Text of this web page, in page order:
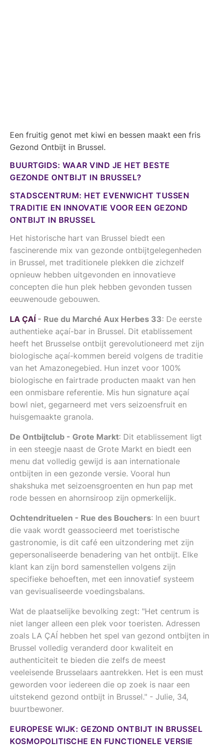
Een fruitig genot met kiwi en bessen maakt een fris
Gezond Ontbijt in Brussel.
BUURTGIDS: WAAR VIND JE HET BESTE
GEZONDE ONTBIJT IN BRUSSEL?
STADSCENTRUM: HET EVENWICHT TUSSEN
TRADITIE EN INNOVATIE VOOR EEN GEZOND
ONTBIJT IN BRUSSEL
Het historische hart van Brussel biedt een
fascinerende mix van gezonde ontbijtgelegenheden
in Brussel, met traditionele plekken die zichzelf
opnieuw hebben uitgevonden en innovatieve
concepten die hun plek hebben gevonden tussen
eeuwenoude gebouwen.
LA ÇAÍ - Rue du Marché Aux Herbes 33: De eerste
authentieke açaí-bar in Brussel. Dit etablissement
heeft het Brusselse ontbijt gerevolutioneerd met zijn
biologische açaí-kommen bereid volgens de traditie
van het Amazonegebied. Hun inzet voor 100%
biologische en fairtrade producten maakt van hen
een onmisbare referentie. Mis hun signature açaí
bowl niet, gegarneerd met vers seizoensfruit en
huisgemaakte granola.
De Ontbijtclub - Grote Markt: Dit etablissement ligt
in een steegje naast de Grote Markt en biedt een
menu dat volledig gewijd is aan internationale
ontbijten in een gezonde versie. Vooral hun
shakshuka met seizoensgroenten en hun pap met
rode bessen en ahornsiroop zijn opmerkelijk.
Ochtendrituelen - Rue des Bouchers: In een buurt
die vaak wordt geassocieerd met toeristische
gastronomie, is dit café een uitzondering met zijn
gepersonaliseerde benadering van het ontbijt. Elke
klant kan zijn bord samenstellen volgens zijn
specifieke behoeften, met een innovatief systeem
van gevisualiseerde voedingsbalans.
Wat de plaatselijke bevolking zegt: "Het centrum is
niet langer alleen een plek voor toeristen. Adressen
zoals LA ÇAÍ hebben het spel van gezond ontbijten in
Brussel volledig veranderd door kwaliteit en
authenticiteit te bieden die zelfs de meest
veeleisende Brusselaars aantrekken. Het is een must
geworden voor iedereen die op zoek is naar een
uitstekend gezond ontbijt in Brussel." - Julie, 34,
buurtbewoner.
EUROPESE WIJK: GEZOND ONTBIJT IN BRUSSEL
KOSMOPOLITISCHE EN FUNCTIONELE VERSIE